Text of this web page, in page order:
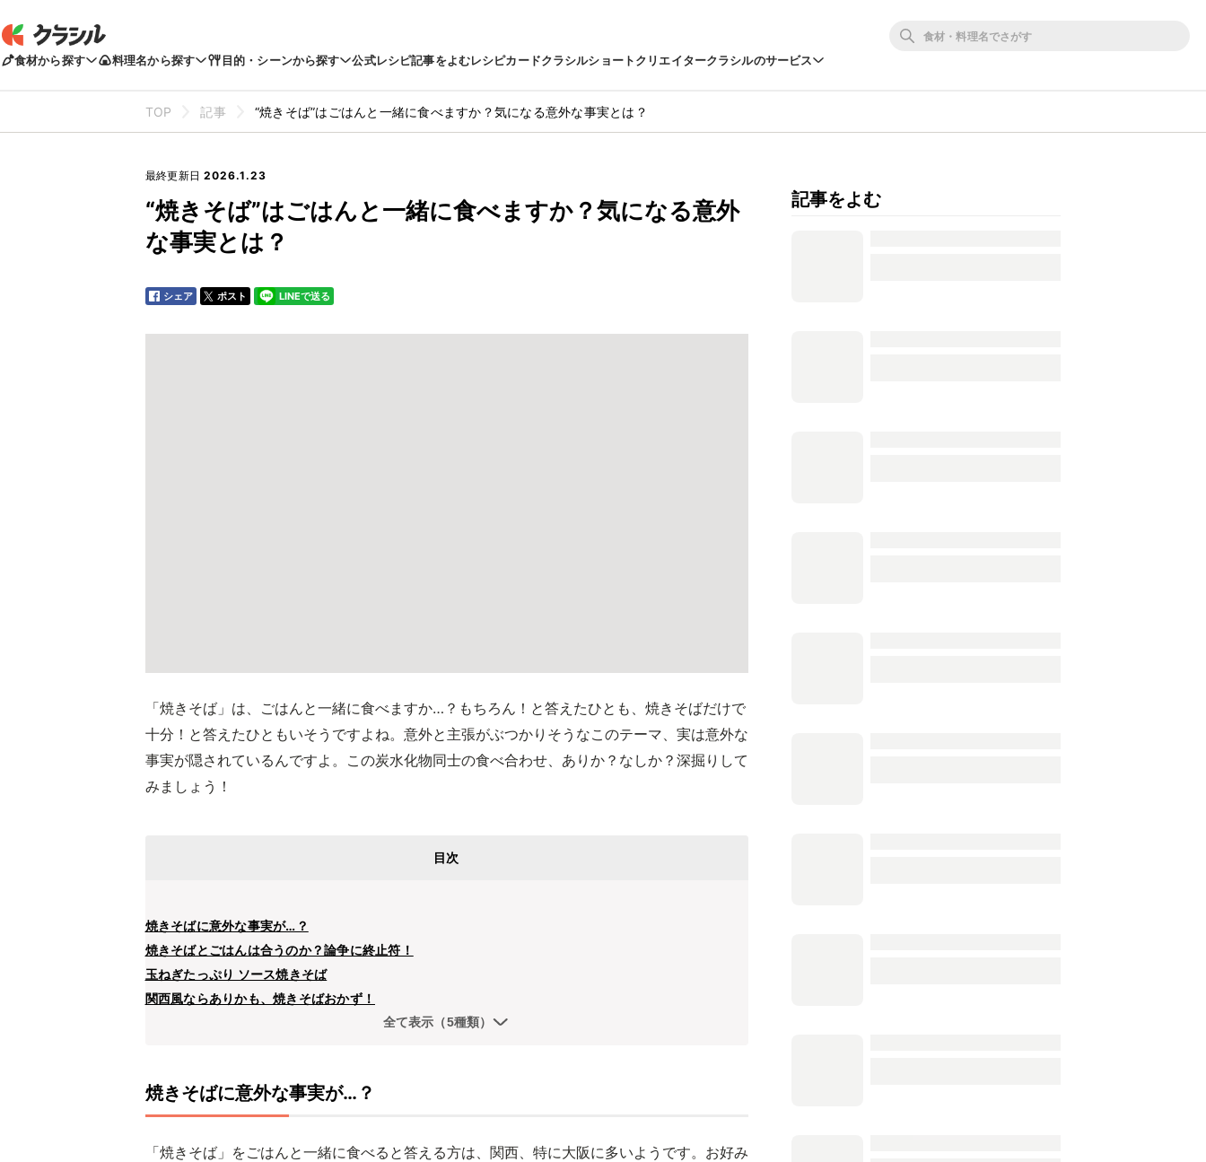
食材から探す 料理名から探す 目的・シーンから探す 公式レシピ記事をよむレシピカードクラシルショートクリエイタークラシルのサービス
TOP 記事 “焼きそば”はごはんと一緒に食べますか？気になる意外な事実とは？
最終更新日 2026.1.23
“焼きそば”はごはんと一緒に食べますか？気になる意外
な事実とは？
シェア ポスト LINEで送る
「焼きそば」は、ごはんと一緒に食べますか…？もちろん！と答えたひとも、焼きそばだけで
十分！と答えたひともいそうですよね。意外と主張がぶつかりそうなこのテーマ、実は意外な
事実が隠されているんですよ。この炭水化物同士の食べ合わせ、ありか？なしか？深掘りして
みましょう！
目次
焼きそばに意外な事実が…？
焼きそばとごはんは合うのか？論争に終止符！
玉ねぎたっぷり ソース焼きそば
関西風ならありかも、焼きそばおかず！
全て表示（5種類）
焼きそばに意外な事実が…？
「焼きそば」をごはんと一緒に食べると答える方は、関西、特に大阪に多いようです。お好み
記事をよむ